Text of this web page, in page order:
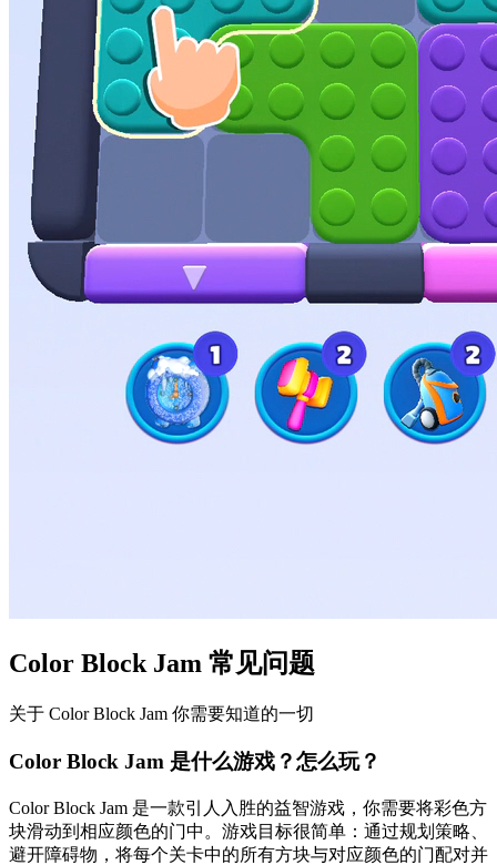
Color Block Jam 常见问题
关于 Color Block Jam 你需要知道的一切
Color Block Jam 是什么游戏？怎么玩？
Color Block Jam 是一款引人入胜的益智游戏，你需要将彩色方
块滑动到相应颜色的门中。游戏目标很简单：通过规划策略、
避开障碍物，将每个关卡中的所有方块与对应颜色的门配对并